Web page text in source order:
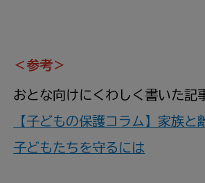
＜参考＞
おとな向けにくわしく書いた記
【子どもの保護コラム】家族と
子どもたちを守るには